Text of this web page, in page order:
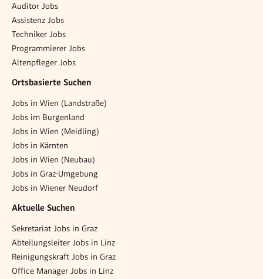
Auditor Jobs
Assistenz Jobs
Techniker Jobs
Programmierer Jobs
Altenpfleger Jobs
Ortsbasierte Suchen
Jobs in Wien (Landstraße)
Jobs im Burgenland
Jobs in Wien (Meidling)
Jobs in Kärnten
Jobs in Wien (Neubau)
Jobs in Graz-Umgebung
Jobs in Wiener Neudorf
Aktuelle Suchen
Sekretariat Jobs in Graz
Abteilungsleiter Jobs in Linz
Reinigungskraft Jobs in Graz
Office Manager Jobs in Linz